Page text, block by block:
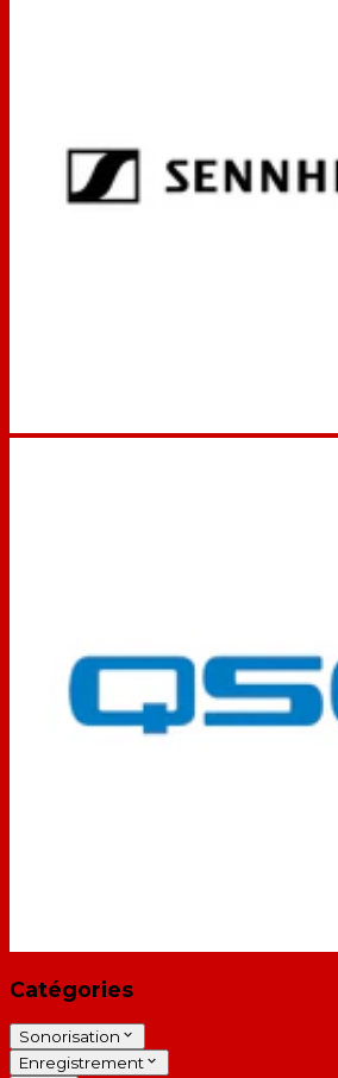
Catégories
Sonorisation
Enregistrement